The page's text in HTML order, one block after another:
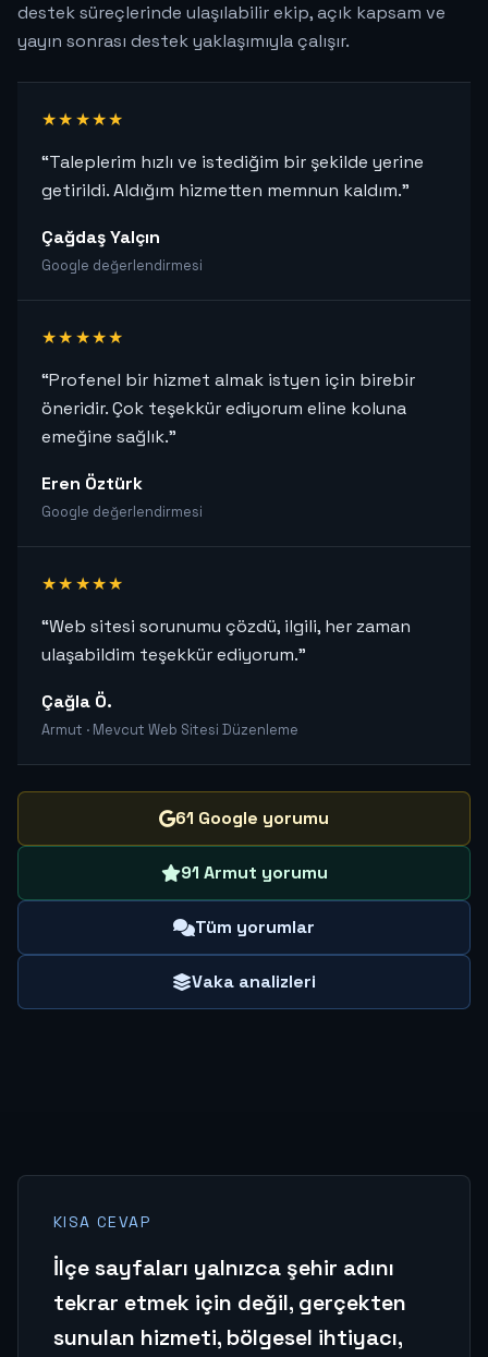
destek süreçlerinde ulaşılabilir ekip, açık kapsam ve
yayın sonrası destek yaklaşımıyla çalışır.
★★★★★
“Taleplerim hızlı ve istediğim bir şekilde yerine
getirildi. Aldığım hizmetten memnun kaldım.”
Çağdaş Yalçın
Google değerlendirmesi
★★★★★
“Profenel bir hizmet almak istyen için birebir
öneridir. Çok teşekkür ediyorum eline koluna
emeğine sağlık.”
Eren Öztürk
Google değerlendirmesi
★★★★★
“Web sitesi sorunumu çözdü, ilgili, her zaman
ulaşabildim teşekkür ediyorum.”
Çağla Ö.
Armut · Mevcut Web Sitesi Düzenleme
61 Google yorumu
91 Armut yorumu
Tüm yorumlar
Vaka analizleri
KISA CEVAP
İlçe sayfaları yalnızca şehir adını
tekrar etmek için değil, gerçekten
sunulan hizmeti, bölgesel ihtiyacı,